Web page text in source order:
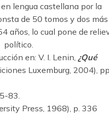
lengua castellana por la
de 50 tomos y dos más
años, lo cual pone de
político.
en: V. I. Lenin, ¿Qué
Luxemburg, 2004),
83.
Press, 1968), p. 336